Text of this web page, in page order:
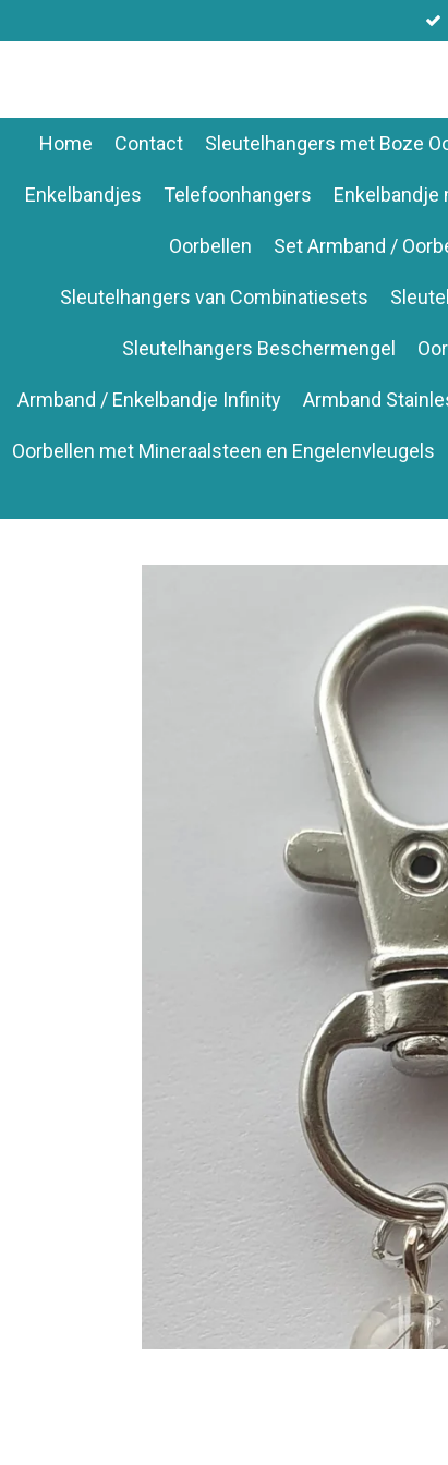
direct
hoofdinhoud
Home Contact Sleutelhangers met Boze
Enkelbandjes Telefoonhangers Enkelbandje
Oorbellen Set Armband /
Sleutelhangers van Combinatiesets
Sleutelhangers Beschermengel
Armband / Enkelbandje Infinity Armband
Oorbellen met Mineraalsteen en Engelenvleugels